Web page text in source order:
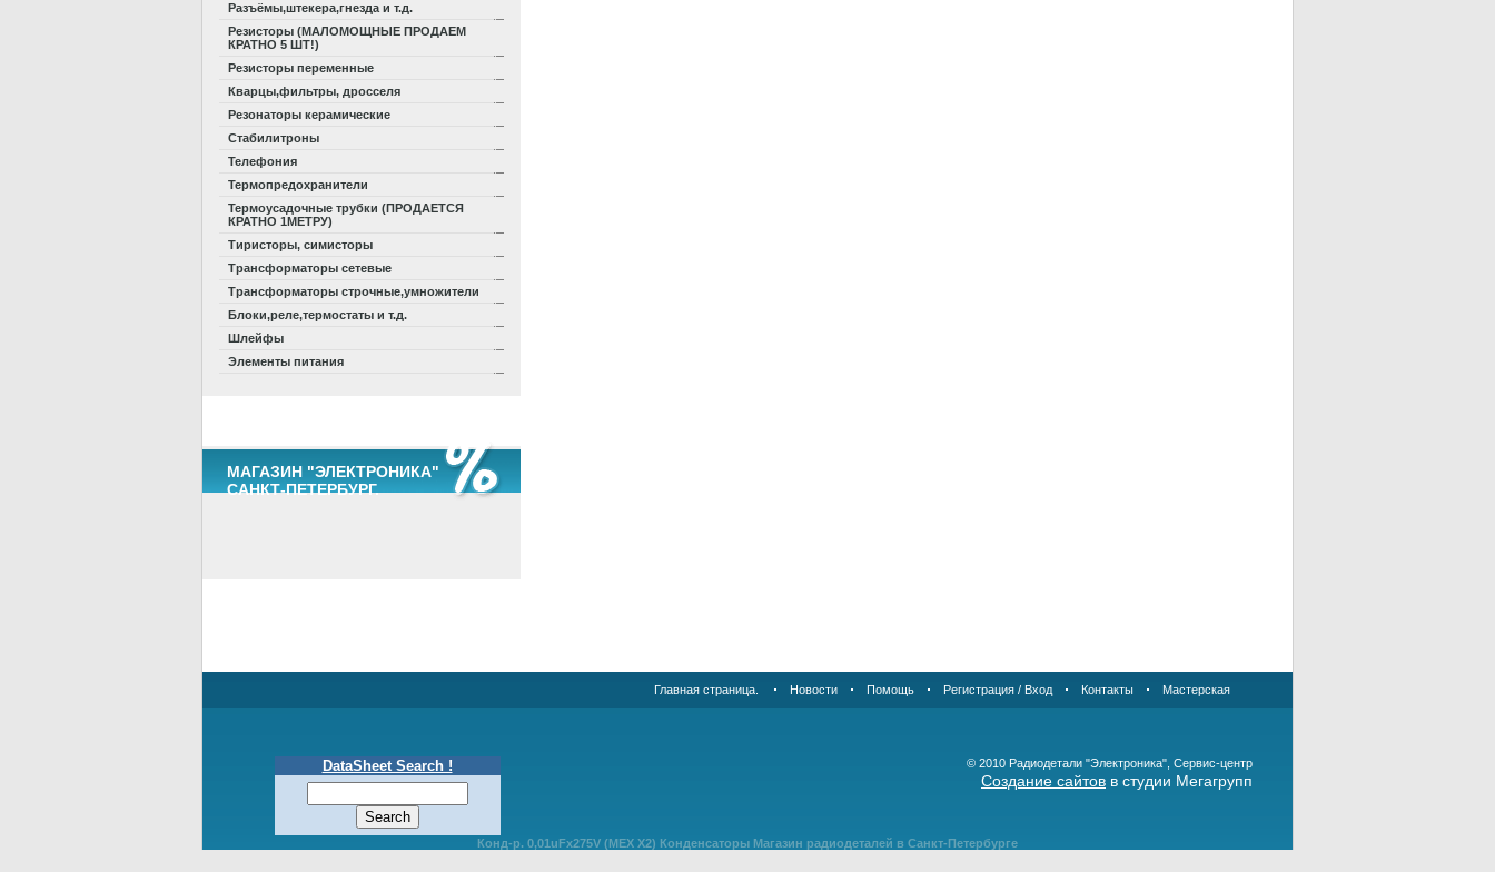
Разъёмы,штекера,гнезда и т.д.
Резисторы (МАЛОМОЩНЫЕ ПРОДАЕМ
КРАТНО 5 ШТ!)
Резисторы переменные
Кварцы,фильтры, дросселя
Резонаторы керамические
Стабилитроны
Телефония
Термопредохранители
Термоусадочные трубки (ПРОДАЕТСЯ
КРАТНО 1МЕТРУ)
Тиристоры, симисторы
Трансформаторы сетевые
Трансформаторы строчные,умножители
Блоки,реле,термостаты и т.д.
Шлейфы
Элементы питания
МАГАЗИН "ЭЛЕКТРОНИКА"
САНКТ-ПЕТЕРБУРГ.
Главная страница. Новости Помощь Регистрация / Вход Контакты Мастерская
© 2010 Радиодетали "Электроника", Сервис-центр
Создание сайтов в студии Мегагрупп
Конд-р. 0,01uFx275V (MEX X2) Конденсаторы Магазин радиодеталей в Санкт-Петербурге
DataSheet Search !